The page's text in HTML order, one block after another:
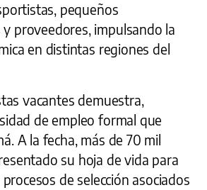
pequeños
proveedores, impulsando la
en distintas regiones del
vacantes demuestra,
de empleo formal que
A la fecha, más de 70 mil
su hoja de vida para
de selección asociados